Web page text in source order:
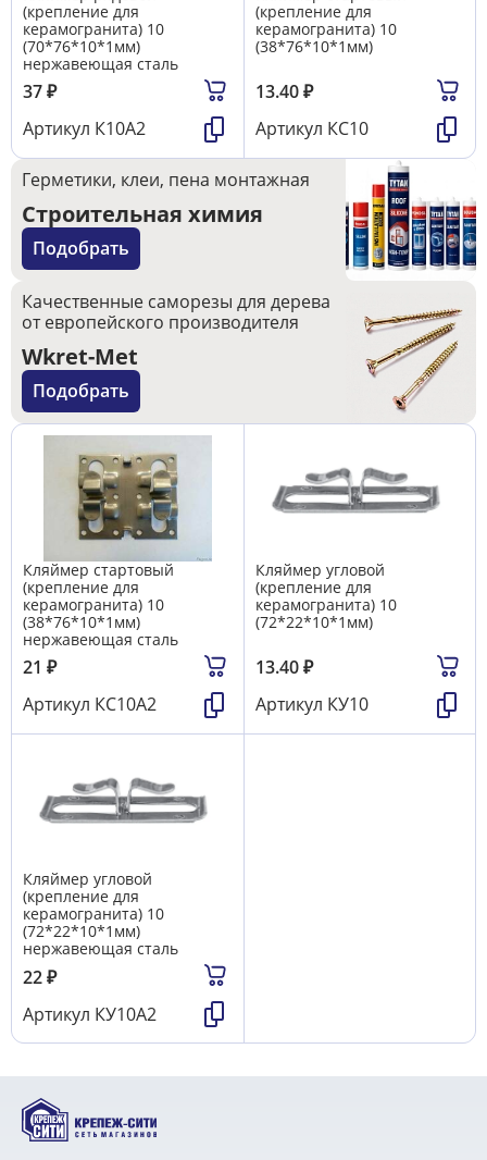
(крепление для
керамогранита) 10
(70*76*10*1мм)
нержавеющая сталь
37₽
Артикул К10А2
(крепление для
керамогранита) 10
(38*76*10*1мм)
13.40₽
Артикул КС10
Герметики, клеи, пена монтажная
Строительная химия
Подобрать
Качественные саморезы для дерева
от европейского производителя
Wkret-Met
Подобрать
Кляймер стартовый
(крепление для
керамогранита) 10
(38*76*10*1мм)
нержавеющая сталь
21 ₽
Артикул КС10A2
Кляймер угловой
(крепление для
керамогранита) 10
(72*22*10*1мм)
13.40₽
Артикул КУ10
Кляймер угловой
(крепление для
керамогранита) 10
(72*22*10*1мм)
нержавеющая сталь
22₽
Артикул КУ10А2